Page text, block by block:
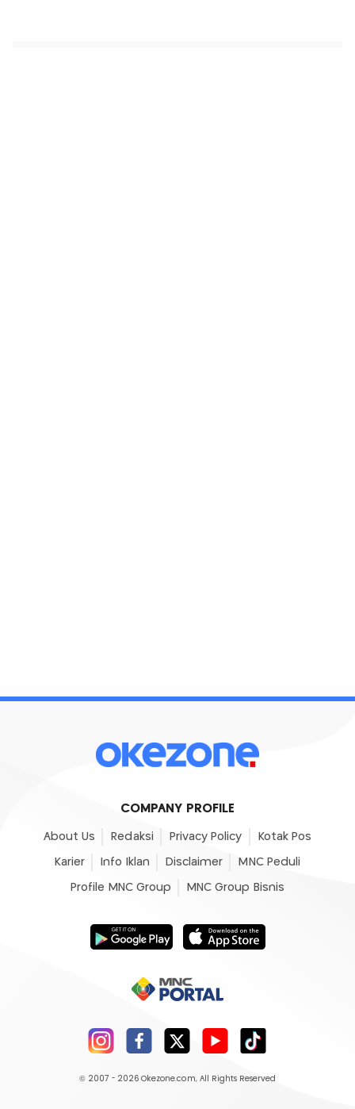
COMPANY PROFILE
About Us Redaksi Privacy Policy Kotak Pos
Karier Info Iklan Disclaimer MNC Peduli
Profile MNC Group MNC Group Bisnis
© 2007 - 2026 Okezone.com, All Rights Reserved